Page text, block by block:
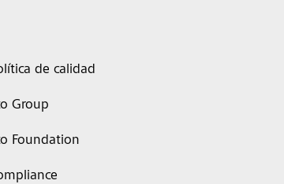
de calidad
Group
Foundation